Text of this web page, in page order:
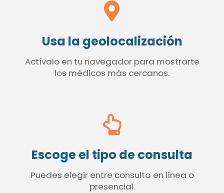
Usa la geolocalización
Actívalo en tu navegador para mostrarte
los médicos más cercanos.
Escoge el tipo de consulta
Puedes elegir entre consulta en línea o
presencial.